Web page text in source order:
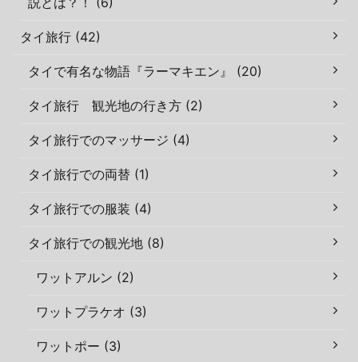
タイ旅行 (42)
タイで有名な物語『ラーマキエン』 (20)
タイ旅行 観光地の行き方 (2)
タイ旅行でのマッサージ (4)
タイ旅行での両替 (1)
タイ旅行での服装 (4)
タイ旅行での観光地 (8)
ワットアルン (2)
ワットプラケオ (3)
ワットポー (3)